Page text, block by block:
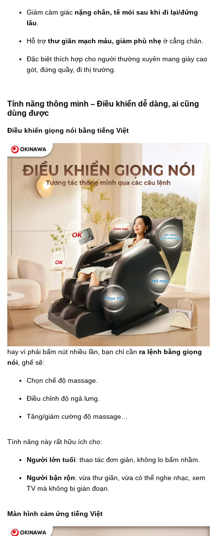
Giảm cảm giác nặng chân, tê mỏi sau khi đi lại/đứng
lâu.
Hỗ trợ thư giãn mạch máu, giảm phù nhẹ ở cẳng chân.
Đặc biệt thích hợp cho người thường xuyên mang giày cao
gót, đứng quầy, đi thị trường.
Tính năng thông minh – Điều khiển dễ dàng, ai cũng
dùng được
Điều khiển giọng nói bằng tiếng Việt
hay vì phải bấm nút nhiều lần, bạn chỉ cần ra lệnh bằng giọng
nói, ghế sẽ:
Chọn chế độ massage.
Điều chỉnh độ ngả lưng.
Tăng/giảm cường độ massage…
Tính năng này rất hữu ích cho:
Người lớn tuổi: thao tác đơn giản, không lo bấm nhầm.
Người bận rộn: vừa thư giãn, vừa có thể nghe nhạc, xem
TV mà không bị gián đoạn.
Màn hình cảm ứng tiếng Việt